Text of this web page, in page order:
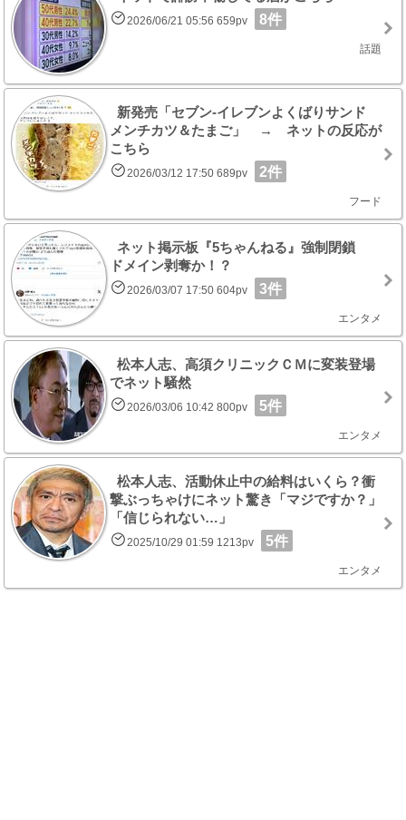
2026/06/21 05:56 659pv 8件
話題
新発売「セブン‐イレブンよくばりサンド
メンチカツ＆たまご」 → ネットの反応が
こちら
2026/03/12 17:50 689pv 2件
フード
ネット掲示板『5ちゃんねる』強制閉鎖
ドメイン剥奪か！？
2026/03/07 17:50 604pv 3件
エンタメ
松本人志、高須クリニックＣＭに変装登場
でネット騒然
2026/03/06 10:42 800pv 5件
エンタメ
松本人志、活動休止中の給料はいくら？衝
撃ぶっちゃけにネット驚き「マジですか？」
「信じられない…」
2025/10/29 01:59 1213pv 5件
エンタメ